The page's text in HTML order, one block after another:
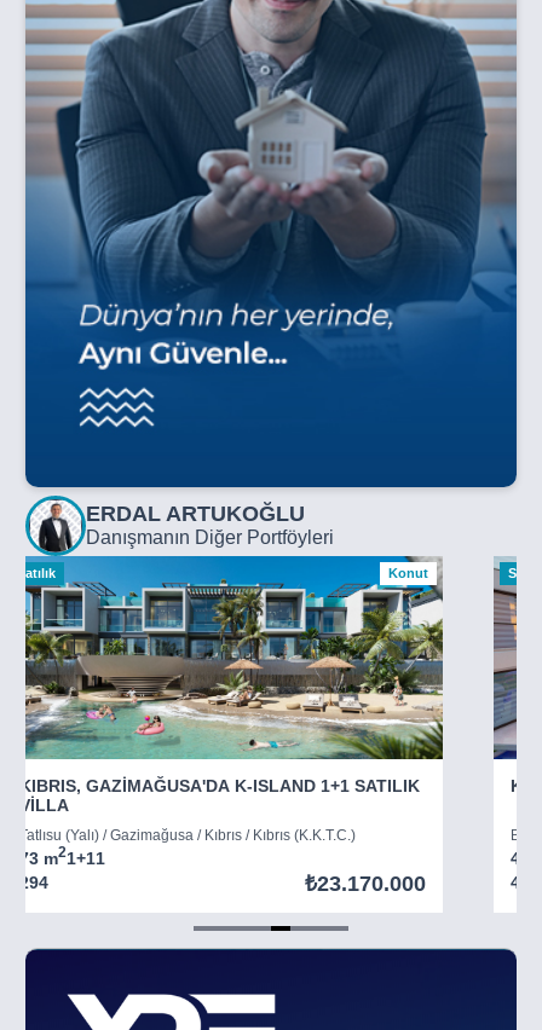
ERDAL ARTUKOĞLU
Danışmanın Diğer Portföyleri
Satılık Konut
KIBRIS, GAZİMAĞUSA'DA K-ISLAND 1+1 SATILIK
VİLLA
Tatlısu (Yalı) / Gazimağusa / Kıbrıs / Kıbrıs (K.K.T.C.)
73 m21+11
294
₺23.170.000
45
403
of